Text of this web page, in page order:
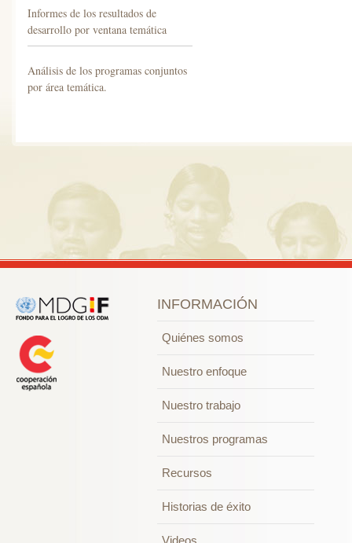
Informes de los resultados de
desarrollo por ventana temática
Análisis de los programas conjuntos
por área temática.
INFORMACIÓN
Quiénes somos
Nuestro enfoque
Nuestro trabajo
Nuestros programas
Recursos
Historias de éxito
Videos